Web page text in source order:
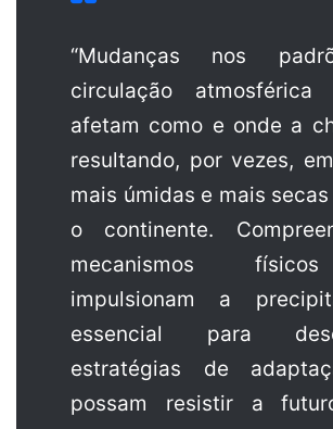
“Mudanças nos
circulação atmosférica
afetam como e onde a
resultando, por vezes,
mais úmidas e mais
o continente.
mecanismos
impulsionam a
essencial para
estratégias de
possam resistir a